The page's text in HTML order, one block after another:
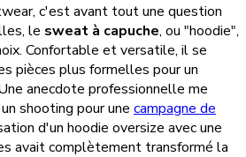
c'est avant tout une question
le sweat à capuche, ou "hoodie",
Confortable et versatile, il se
pièces plus formelles pour un
anecdote professionnelle me
shooting pour une campagne de
d'un hoodie oversize avec une
avait complètement transformé la